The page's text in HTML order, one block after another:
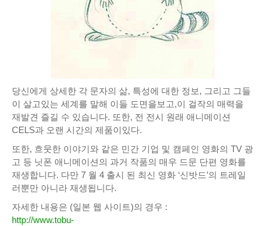
당신에게 상세한 각 문자의 삶, 특성에 대한 정보, 그리고 그들
이 살고있는 세계를 말해 이들 도면을보고,이 걸작의 매력을
재발견 즐길 수 있습니다. 또한, 전 전시 원래 애니메이션
CELS과 오랜 시간의 제품이있다.
또한, 흐뭇한 이야기​​와 같은 민간 기업 및 캠페인 영화의 TV 광
고 등 닛폰 애니메이션의 과거 작품의 매우 드문 단편 영화를
재생합니다. 다만 7 월 4 출시 된 최신 영화 ‘신밧드’의 트레일
러뿐만 아니라 재생됩니다.
자세한 내용은 (일본 웹 사이트)의 경우 :
http://www.tobu-